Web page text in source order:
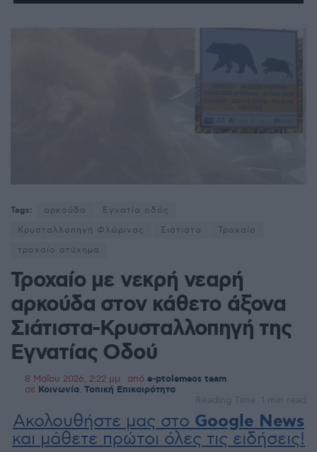
Tags: αρκούδα
Εγνατία οδός
Κρυσταλλοπηγή Φλώρινας
Σιάτιστα
Τροχαίο
τροχαίο ατύχημα
Τροχαίο με νεκρή νεαρή
αρκούδα στον κάθετο άξονα
Σιάτιστα-Κρυσταλλοπηγή της
Εγνατίας Οδού
8 Μαΐου 2026, 2:22 μμ από e-ptolemeos team
σε Κοινωνία Τοπική Επικαιρότητα
Reading Time: 1 min read
Ακολουθήστε μας στο Google News
και μάθετε πρώτοι όλες τις ειδήσεις!